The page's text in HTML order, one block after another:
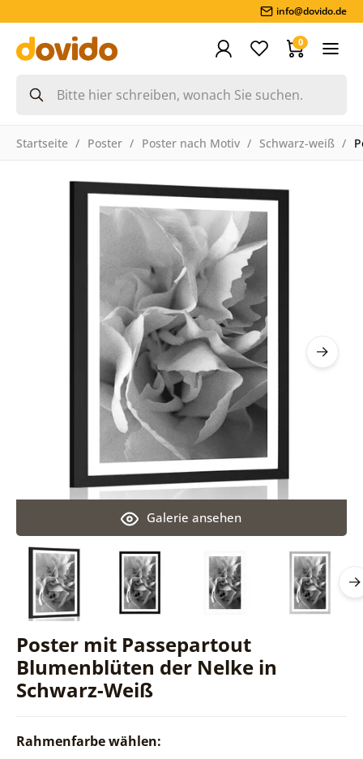
info@dovido.de
0
Startseite Poster Poster nach Motiv Schwarz-weiß
Poster mit Passepartout
Blumenblüten der Nelke in
Schwarz-Weiß
Galerie ansehen
Rahmenfarbe wählen: